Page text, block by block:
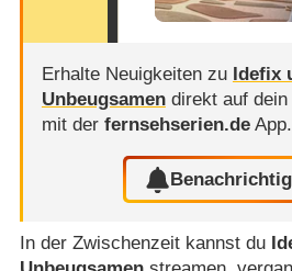
Erhalte Neuigkeiten zu Idefix
Unbeugsamendirekt auf dein
mit der fernsehserien.deApp.
In der Zwischenzeit kannst du